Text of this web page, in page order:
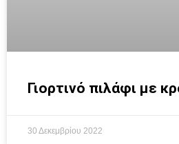
Γιορτινό πιλάφι με
30 Δεκεμβρίου 2022